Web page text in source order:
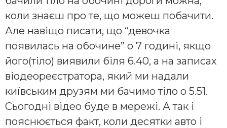
коли знаєш про те, що можеш побачити.
Але навіщо писати, що “девочка
появилась на обочине” о 7 годині, якщо
його(тіло) виявили біля 6.40, а на записах
віодеореєстратора, який ми надали
київським друзям ми бачимо тіло о 5.51.
Сьогодні відео буде в мережі. А так і
пояснюється факт, коли десятки авто і